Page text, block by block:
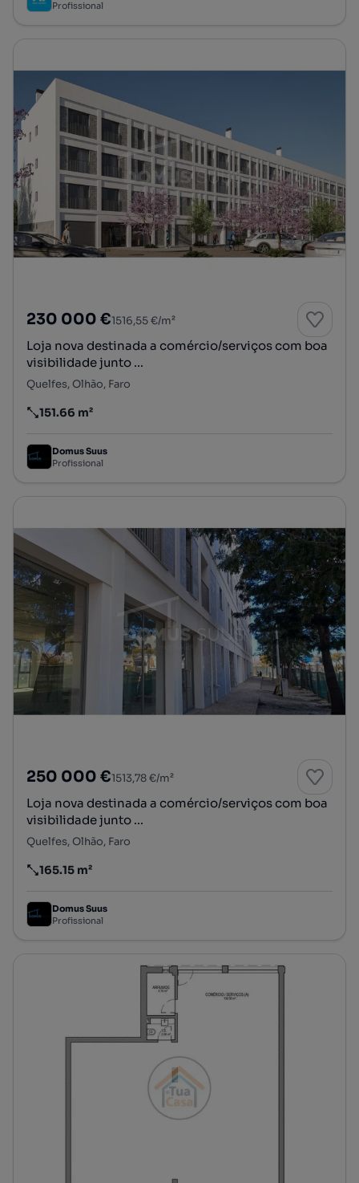
Profissional
230 000 €1516,55 €/m²
Loja nova destinada a comércio/serviços com boa
visibilidade junto ...
Quelfes, Olhão, Faro
Preço por metro quadrado
151.66 m²
Domus Suus
Profissional
250 000 €1513,78 €/m²
Loja nova destinada a comércio/serviços com boa
visibilidade junto ...
Quelfes, Olhão, Faro
Preço por metro quadrado
165.15 m²
Domus Suus
Profissional